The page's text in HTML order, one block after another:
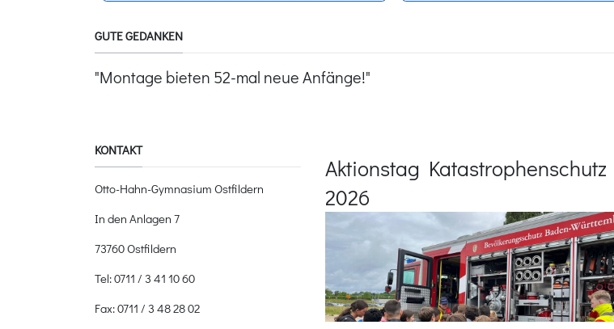
GUTE GEDANKEN
"Montage bieten 52-mal neue Anfänge!"
Aktionstag Katastrophenschutz
2026
KONTAKT
Otto-Hahn-Gymnasium Ostfildern
In den Anlagen 7
73760 Ostfildern
Tel: 0711 / 3 41 10 60
Fax: 0711 / 3 48 28 02